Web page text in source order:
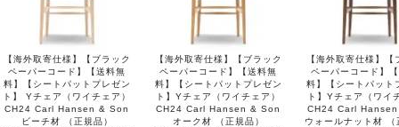
【海外取寄仕様】【ブラック
ペーパーコード】【送料無
料】【シートパットプレゼン
ト】 Yチェア（ワイチェア）
CH24 Carl Hansen & Son
ビーチ材 （正規品）
【海外取寄仕様】【ブラック
ペーパーコード】【送料無
料】【シートパットプレゼン
ト】Yチェア（ワイチェア）
CH24 Carl Hansen & Son
オーク材 （正規品）
【海外取寄仕様】【
ペーパーコード】
料】【シートパット
ト】Yチェア（ワイ
CH24 Carl
ウォールナット材 （